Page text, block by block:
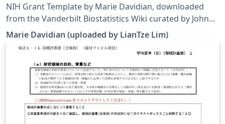
NIH Grant Template by Marie Davidian, downloaded
from the Vanderbilt Biostatistics Wiki curated by John
Bock. Note that the template has been modified to
work on Overleaf. This template may be outdated —
see this and this for more recent alternatives. As a
bonus — here's a guide to grant writing and grant
review process by the same author for a 2008
workshop.
Marie Davidian (uploaded by LianTze Lim)